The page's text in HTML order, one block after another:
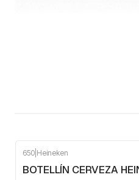
OFF
650 Heineken
BOTELLÍN CERVEZA